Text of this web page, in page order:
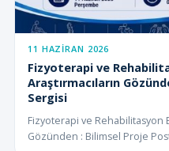
11 HAZIRAN 2026
Fizyoterapi ve
Araştırmacıların
Sergisi
Fizyoterapi ve Rehabilitasyon
Gözünden : Bilimsel Proje